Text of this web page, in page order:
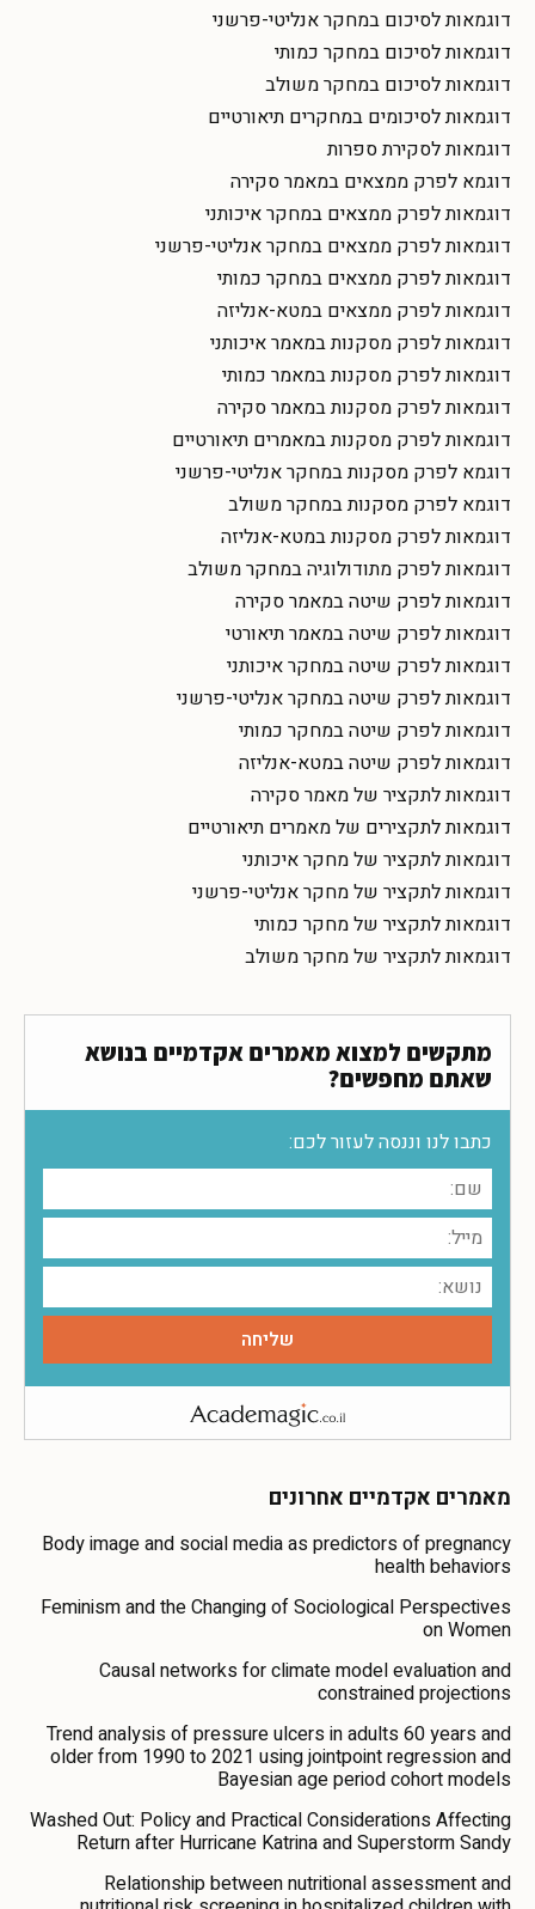
דוגמאות לסיכום במחקר אנליטי-פרשני
דוגמאות לסיכום במחקר כמותי
דוגמאות לסיכום במחקר משולב
דוגמאות לסיכומים במחקרים תיאורטיים
דוגמאות לסקירת ספרות
דוגמא לפרק ממצאים במאמר סקירה
דוגמאות לפרק ממצאים במחקר איכותני
דוגמאות לפרק ממצאים במחקר אנליטי-פרשני
דוגמאות לפרק ממצאים במחקר כמותי
דוגמאות לפרק ממצאים במטא-אנליזה
דוגמאות לפרק מסקנות במאמר איכותני
דוגמאות לפרק מסקנות במאמר כמותי
דוגמאות לפרק מסקנות במאמר סקירה
דוגמאות לפרק מסקנות במאמרים תיאורטיים
דוגמא לפרק מסקנות במחקר אנליטי-פרשני
דוגמא לפרק מסקנות במחקר משולב
דוגמאות לפרק מסקנות במטא-אנליזה
דוגמאות לפרק מתודולוגיה במחקר משולב
דוגמאות לפרק שיטה במאמר סקירה
דוגמאות לפרק שיטה במאמר תיאורטי
דוגמאות לפרק שיטה במחקר איכותני
דוגמאות לפרק שיטה במחקר אנליטי-פרשני
דוגמאות לפרק שיטה במחקר כמותי
דוגמאות לפרק שיטה במטא-אנליזה
דוגמאות לתקציר של מאמר סקירה
דוגמאות לתקצירים של מאמרים תיאורטיים
דוגמאות לתקציר של מחקר איכותני
דוגמאות לתקציר של מחקר אנליטי-פרשני
דוגמאות לתקציר של מחקר כמותי
דוגמאות לתקציר של מחקר משולב
מתקשים למצוא מאמרים אקדמיים בנושא
שאתם מחפשים?
כתבו לנו וננסה לעזור לכם:
מאמרים אקדמיים אחרונים
Body image and social media as predictors of pregnancy
health behaviors
Feminism and the Changing of Sociological Perspectives
on Women
Causal networks for climate model evaluation and
constrained projections
Trend analysis of pressure ulcers in adults 60 years and
older from 1990 to 2021 using jointpoint regression and
Bayesian age period cohort models
Washed Out: Policy and Practical Considerations Affecting
Return after Hurricane Katrina and Superstorm Sandy
Relationship between nutritional assessment and